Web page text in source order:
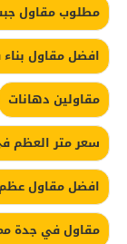
مطلوب مقاول
افضل مقاول
مقاولين دهانات
سعر متر العظم
افضل مقاول
مقاول في جدة